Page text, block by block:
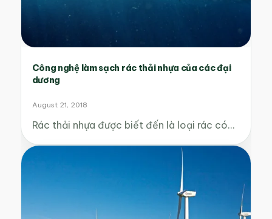
Công nghệ làm sạch rác thải nhựa của các đại
dương
August 21, 2018
Rác thải nhựa được biết đến là loại rác có…